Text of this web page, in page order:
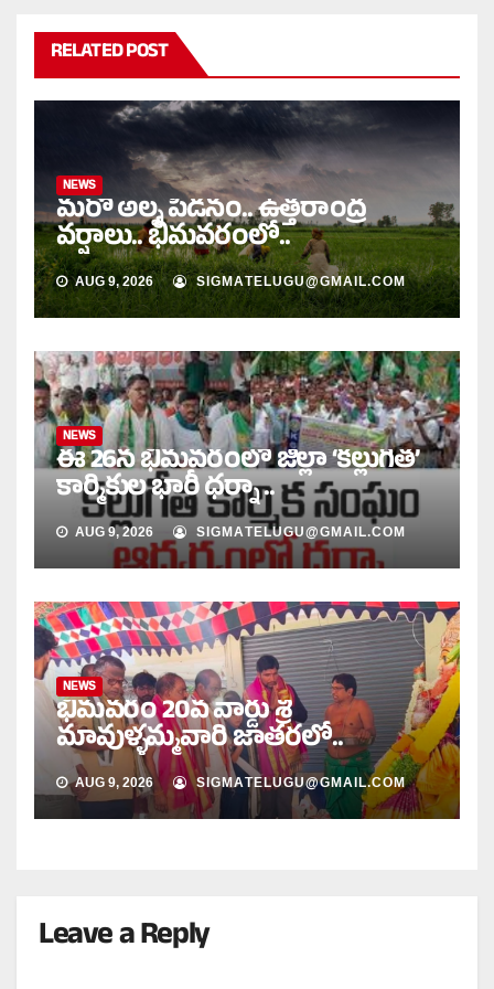
RELATED POST
NEWS
మరో అల్ప పీడనం.. ఉత్తరాంద్ర
వర్షాలు.. భీమవరంలో..
AUG 9, 2026 SIGMATELUGU@GMAIL.COM
NEWS
ఈ 26న భీమవరంలో జిల్లా ‘కల్లుగీత’
కార్మికుల భారీ ధర్నా ..
AUG 9, 2026 SIGMATELUGU@GMAIL.COM
NEWS
భీమవరం 20వ వార్డు శ్రీ
మావుళ్ళమ్మవారి జాతరలో..
AUG 9, 2026 SIGMATELUGU@GMAIL.COM
Leave a Reply